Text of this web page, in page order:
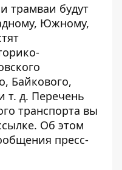
трамваи будут
Южному,
Байкового,
т. д. Перечень
транспорта вы
. Об этом
пресс-